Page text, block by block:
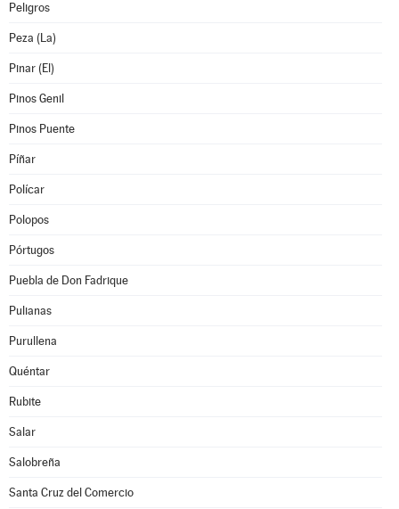
Peligros
Peza (La)
Pinar (El)
Pinos Genil
Pinos Puente
Píñar
Polícar
Polopos
Pórtugos
Puebla de Don Fadrique
Pulianas
Purullena
Quéntar
Rubite
Salar
Salobreña
Santa Cruz del Comercio